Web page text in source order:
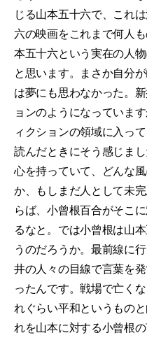
じる山本五十六で、これ
六の映画をこれまで何人
本五十六という実在の人
と思います。まさか自分
は夢にも思わなかった。
ョンのようになっていま
ィクションの領域に入っ
読んだときにそう感じま
心を持っていて、どんな
か、もしまだ人として未
らば、小曾根百合がそこ
るなと。では小曾根は山
うのだろうか。最前線に
井の人々の目線で言葉を
ったんです。戦場で亡く
れぐらい平和というもの
れを山本に対する小曾根